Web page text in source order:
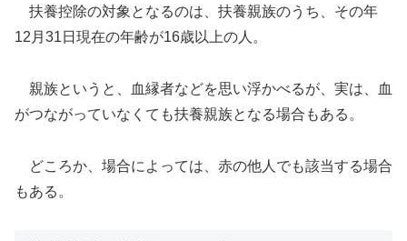
扶養控除の対象となるのは、扶養親族のうち、その年
12月31日現在の年齢が16歳以上の人。
親族というと、血縁者などを思い浮かべるが、実は、血
がつながっていなくても扶養親族となる場合もある。
どころか、場合によっては、赤の他人でも該当する場合
もある。